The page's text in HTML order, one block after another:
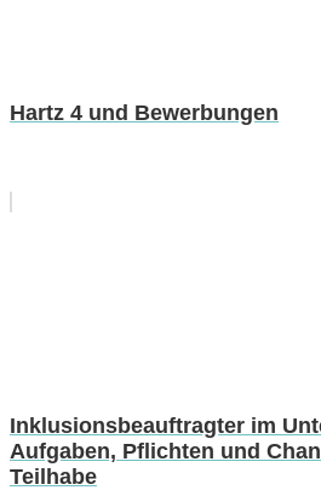
Hartz 4 und Bewerbungen
Inklusionsbeauftragter im
Aufgaben, Pflichten und
Teilhabe